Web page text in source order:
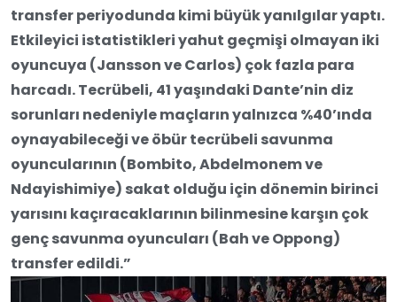
transfer periyodunda kimi büyük yanılgılar yaptı.
Etkileyici istatistikleri yahut geçmişi olmayan iki
oyuncuya (Jansson ve Carlos) çok fazla para
harcadı. Tecrübeli, 41 yaşındaki Dante’nin diz
sorunları nedeniyle maçların yalnızca %40’ında
oynayabileceği ve öbür tecrübeli savunma
oyuncularının (Bombito, Abdelmonem ve
Ndayishimiye) sakat olduğu için dönemin birinci
yarısını kaçıracaklarının bilinmesine karşın çok
genç savunma oyuncuları (Bah ve Oppong)
transfer edildi.”